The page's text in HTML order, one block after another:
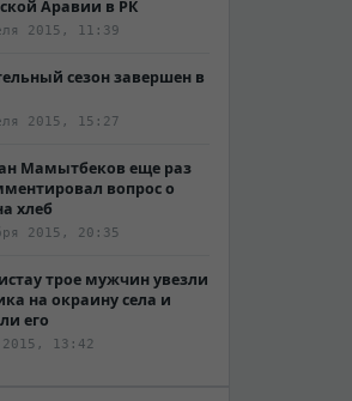
Аравии в РК
2015, 11:39
сезон завершен в
2015, 15:27
Мамытбеков еще раз
вопрос о
хлеб
2015, 20:35
трое мужчин увезли
на окраину села и
его
13:42